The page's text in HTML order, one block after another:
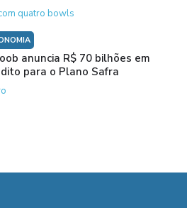
quatro bowls
anuncia R$ 70 bilhões em
para o Plano Safra